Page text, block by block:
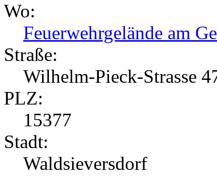
Wo:
Feuerwehrgelände am
Straße:
Wilhelm-Pieck-Strasse
PLZ:
15377
Stadt:
Waldsieversdorf